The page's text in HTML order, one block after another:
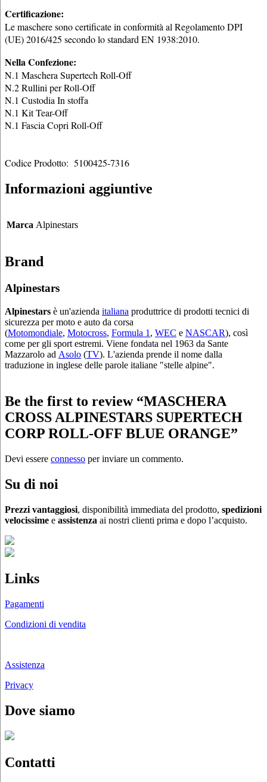
Certificazione:
Le maschere sono certificate in conformità al Regolamento DPI
(UE) 2016/425 secondo lo standard EN 1938:2010.
Nella Confezione:
N.1 Maschera Supertech Roll-Off
N.2 Rullini per Roll-Off
N.1 Custodia In stoffa
N.1 Kit Tear-Off
N.1 Fascia Copri Roll-Off
Codice Prodotto: 5100425-7316
Informazioni aggiuntive
Marca Alpinestars
Brand
Alpinestars
Alpinestars è un'azienda italiana produttrice di prodotti tecnici di
sicurezza per moto e auto da corsa
(Motomondiale, Motocross, Formula 1 , WEC e NASCAR), così
come per gli sport estremi. Viene fondata nel 1963 da Sante
Mazzarolo ad Asolo (TV). L'azienda prende il nome dalla
traduzione in inglese delle parole italiane "stelle alpine".
Be the first to review “MASCHERA
CROSS ALPINESTARS SUPERTECH
CORP ROLL-OFF BLUE ORANGE”
Devi essere connesso per inviare un commento.
Su di noi
Prezzi vantaggiosi, disponibilità immediata del prodotto, spedizioni
velocissime e assistenza ai nostri clienti prima e dopo l’acquisto.
Links
Pagamenti
Condizioni di vendita
Assistenza
Privacy
Dove siamo
Contatti